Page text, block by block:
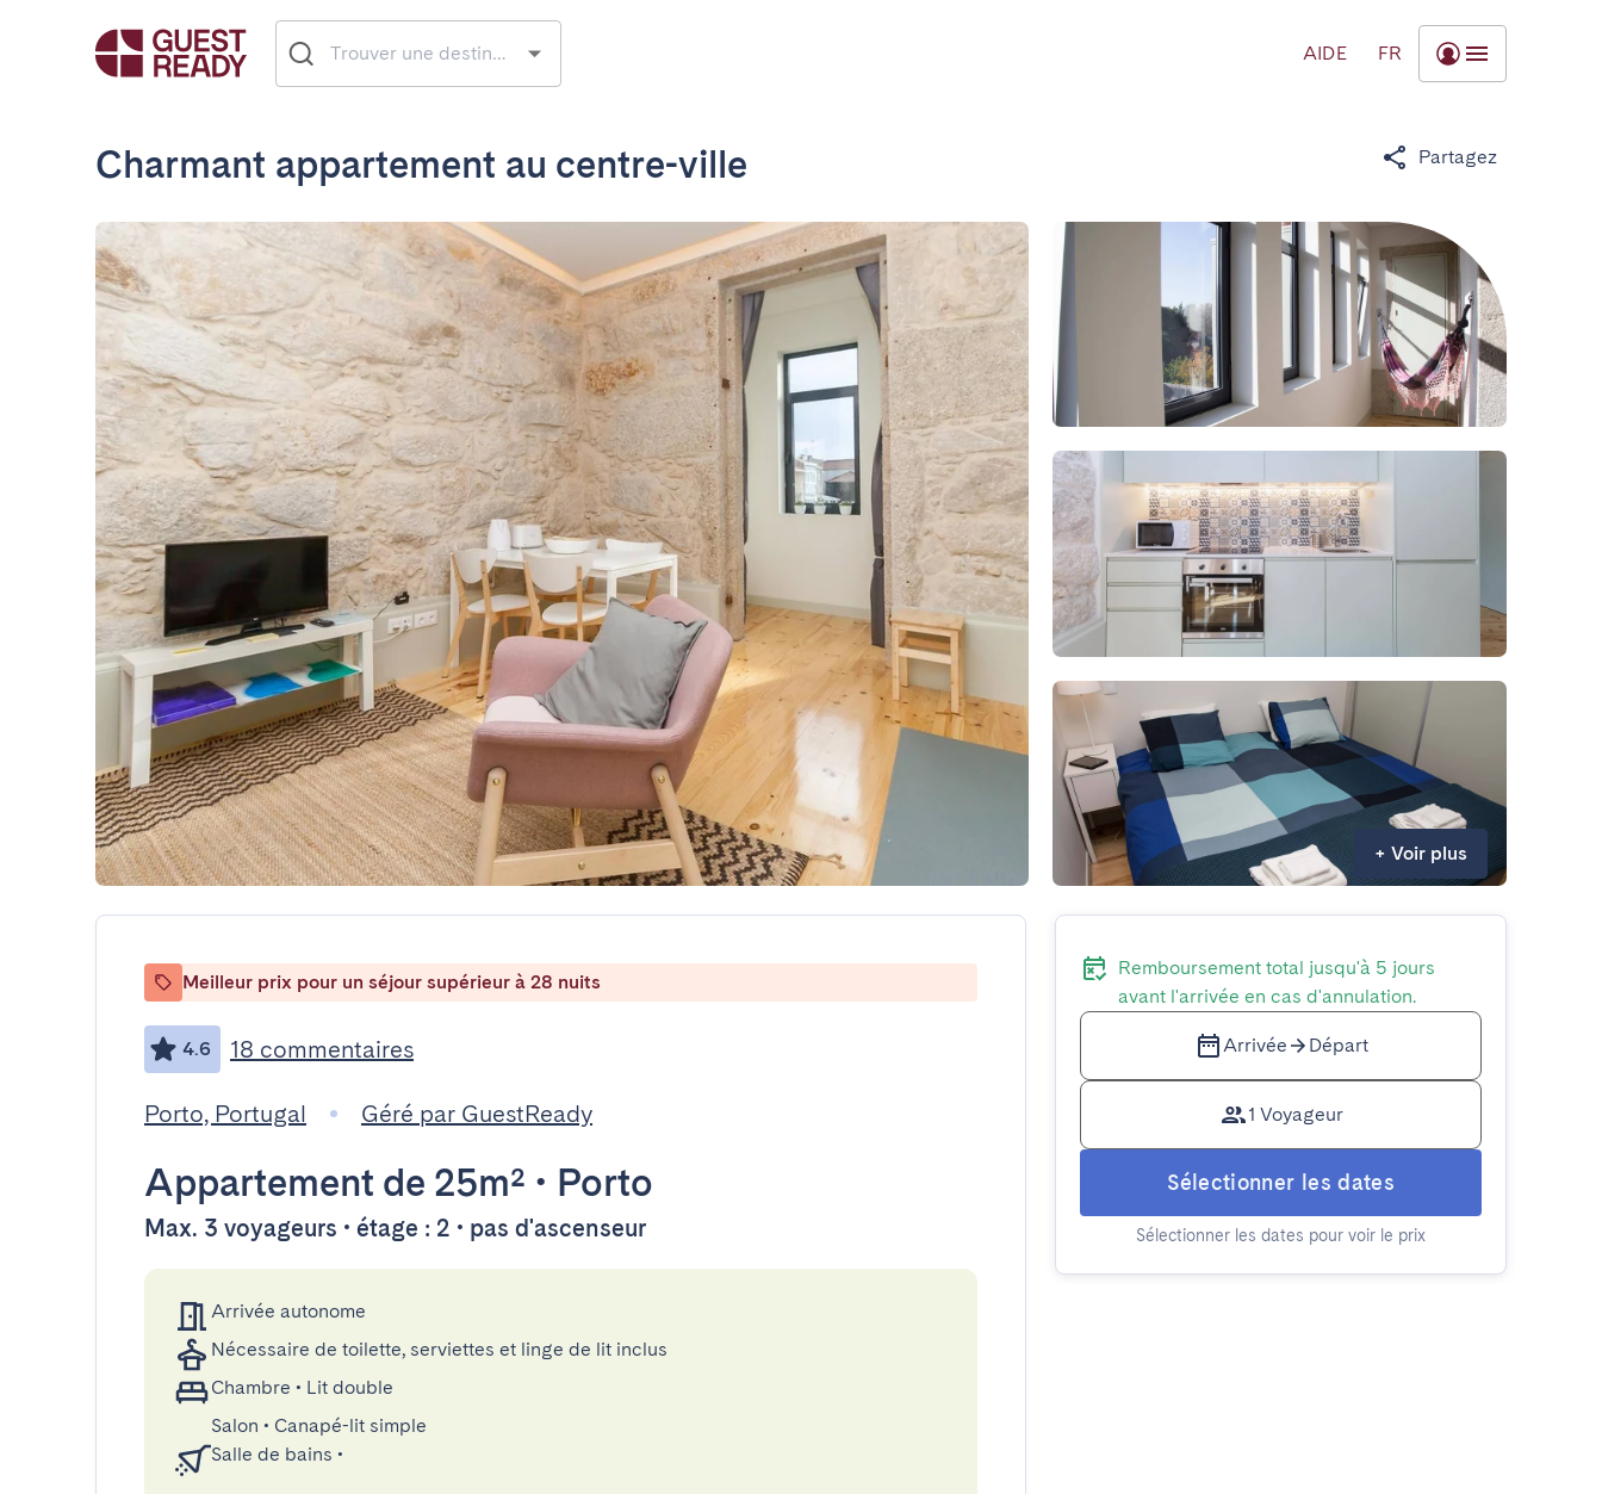
AIDE FR
Charmant appartement au centre-ville Partagez
+ Voir plus
Meilleur prix pour un séjour supérieur à 28 nuits
4.6 18 commentaires
Porto, Portugal Géré par GuestReady
Appartement de 25m² • Porto
Max. 3 voyageurs • étage : 2 • pas d'ascenseur
Arrivée autonome
Nécessaire de toilette, serviettes et linge de lit inclus
Chambre • Lit double
Salon • Canapé-lit simple
Salle de bains •
Remboursement total jusqu'à 5 jours
avant l'arrivée en cas d'annulation.
Arrivée Départ
1 Voyageur
Sélectionner les dates
Sélectionner les dates pour voir le prix